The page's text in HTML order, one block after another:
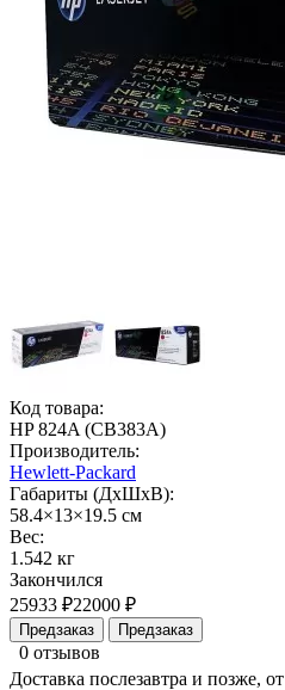
Код товара:
HP 824A (CB383A)
Производитель:
Hewlett-Packard
Габариты (ДхШхВ):
58.4×13×19.5 см
Вес:
1.542 кг
Закончился
25933 ₽22000 ₽
Предзаказ Предзаказ
0 отзывов
Доставка послезавтра и позже, от